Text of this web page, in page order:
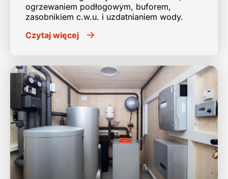
ogrzewaniem podłogowym, buforem,
zasobnikiem c.w.u. i uzdatnianiem wody.
Czytaj więcej